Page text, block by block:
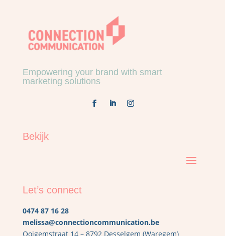
Empowering your brand with smart
marketing solutions
Bekijk
Let’s connect
0474 87 16 28
melissa@connectioncommunication.be
Ooigemstraat 14 – 8792 Desselgem (Waregem)